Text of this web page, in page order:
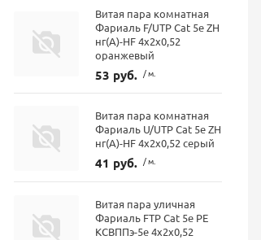
Витая пара комнатная
Фариаль F/UTP Cat 5e ZH
нг(A)-HF 4х2х0,52
оранжевый
53 руб. / м.
Витая пара комнатная
Фариаль U/UTP Cat 5e ZH
нг(А)-HF 4x2x0,52 серый
41 руб. / м.
Витая пара уличная
Фариаль FTP Cat 5е PE
КСВППэ-5е 4х2х0,52